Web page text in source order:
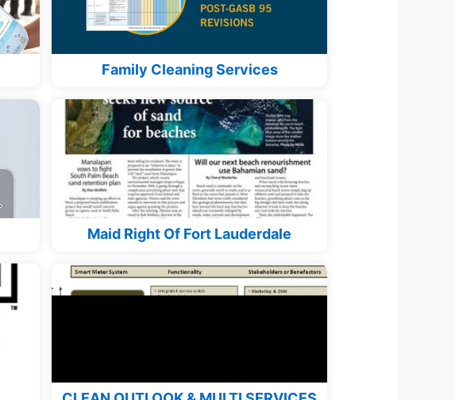
Family Cleaning Services
Maid Right Of Fort Lauderdale